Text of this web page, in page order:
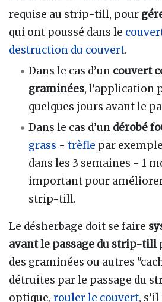
requise au strip-till, pour
qui ont poussé dans le
destruction du couvert.
Dans le cas d’un couvert
graminées, l’application
quelques jours avant le
Dans le cas d’un dérobé
grass -trèfle par
dans les 3 semaines - 1
important pour
strip-till.
Le désherbage doit se faire
avant le passage du strip-till
des graminées ou autres
détruites par le passage du
optique, rouler le couvert,